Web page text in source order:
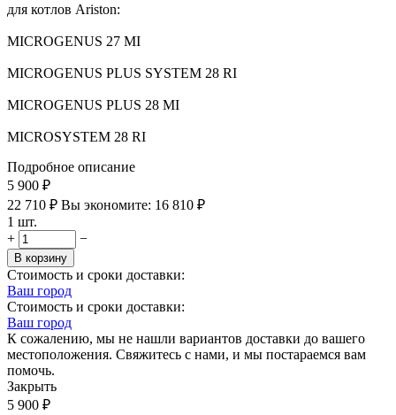
для котлов Ariston:
MICROGENUS 27 MI
MICROGENUS PLUS SYSTEM 28 RI
MICROGENUS PLUS 28 MI
MICROSYSTEM 28 RI
Подробное описание
5 900 ₽
22 710 ₽ Вы экономите: 16 810 ₽
1 шт.
+
−
В корзину
Стоимость и сроки доставки:
Ваш город
Стоимость и сроки доставки:
Ваш город
К сожалению, мы не нашли вариантов доставки до вашего
местоположения. Свяжитесь с нами, и мы постараемся вам
помочь.
Закрыть
5 900 ₽